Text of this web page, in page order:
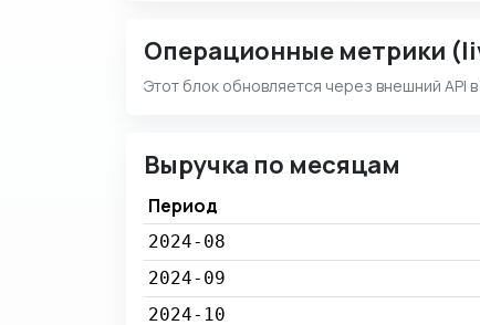
Операционные метрики
Этот блок обновляется через внешний API
Выручка по месяцам
Период
2024-08
2024-09
2024-10